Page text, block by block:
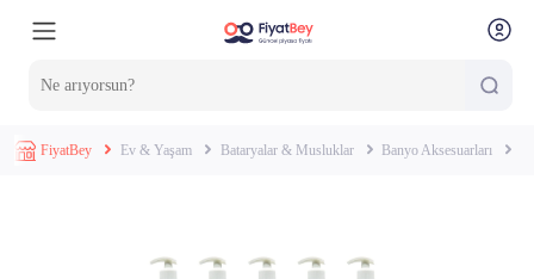
FiyatBey Ev & Yaşam Bataryalar & Musluklar Banyo Aksesuarları